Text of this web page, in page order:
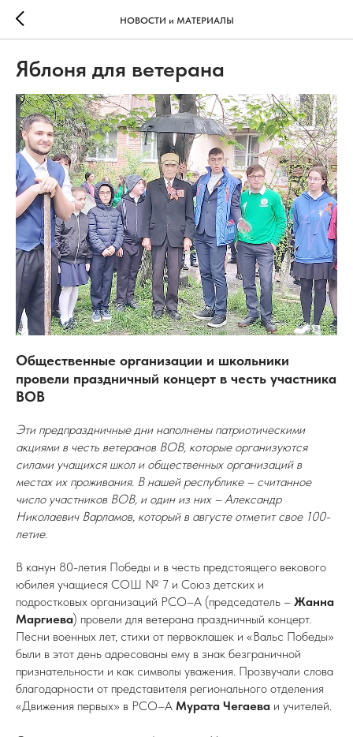
НОВОСТИ и МАТЕРИАЛЫ
Яблоня для ветерана
Общественные организации и школьники
провели праздничный концерт в честь участника
ВОВ
Эти предпраздничные дни наполнены патриотическими
акциями в честь ветеранов ВОВ, которые организуются
силами учащихся школ и общественных организаций в
местах их проживания. В нашей республике – считанное
число участников ВОВ, и один из них – Александр
Николаевич Варламов, который в августе отметит свое 100-
летие.
В канун 80-летия Победы и в честь предстоящего векового
юбилея учащиеся СОШ № 7 и Союз детских и
подростковых организаций РСО–А (председатель – Жанна
Маргиева) провели для ветерана праздничный концерт.
Песни военных лет, стихи от первоклашек и «Вальс Победы»
были в этот день адресованы ему в знак безграничной
признательности и как символы уважения. Прозвучали слова
благодарности от представителя регионального отделения
«Движения первых» в РСО–А Мурата Чегаева и учителей.